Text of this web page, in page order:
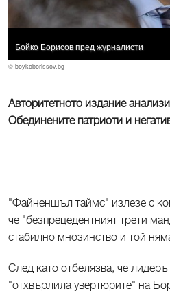
Бойко Борисов пред журналисти
© boykoborissov.bg
Авторитетното издание
Обединените патриоти и
"Файненшъл таймс" излезе с
че "безпрецедентният трети
стабилно мнозинство и той
След като отбелязва, че
"отхвърлила увертюрите" на